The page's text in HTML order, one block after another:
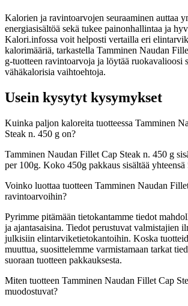
Kalorien ja ravintoarvojen seuraaminen auttaa
energiasisältöä sekä tukee painonhallintaa ja
Kalori.infossa voit helposti vertailla eri
kalorimääriä, tarkastella Tamminen Naudan
g-tuotteen ravintoarvoja ja löytää ruokavalioosi
vähäkalorisia vaihtoehtoja.
Usein kysytyt kysymykset
Kuinka paljon kaloreita tuotteessa Tamminen
Steak n. 450 g on?
Tamminen Naudan Fillet Cap Steak n. 450 g
per 100g. Koko 450g pakkaus sisältää yhteensä
Voinko luottaa tuotteen Tamminen Naudan
ravintoarvoihin?
Pyrimme pitämään tietokantamme tiedot
ja ajantasaisina. Tiedot perustuvat valmistajien
julkisiin elintarviketietokantoihin. Koska
muuttua, suosittelemme varmistamaan tarkat
suoraan tuotteen pakkauksesta.
Miten tuotteen Tamminen Naudan Fillet Cap
muodostuvat?